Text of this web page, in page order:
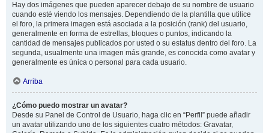
Hay dos imágenes que pueden aparecer debajo de su nombre de usuario
cuando esté viendo los mensajes. Dependiendo de la plantilla que utilice
el foro, la primera imagen está asociada a la posición (rank) del usuario,
generalmente en forma de estrellas, bloques o puntos, indicando la
cantidad de mensajes publicados por usted o su estatus dentro del foro. La
segunda, usualmente una imagen más grande, es conocida como avatar y
generalmente es única o personal para cada usuario.
Arriba
¿Cómo puedo mostrar un avatar?
Desde su Panel de Control de Usuario, haga clic en “Perfil” puede añadir
un avatar utilizando uno de los siguientes cuatro métodos: Gravatar,